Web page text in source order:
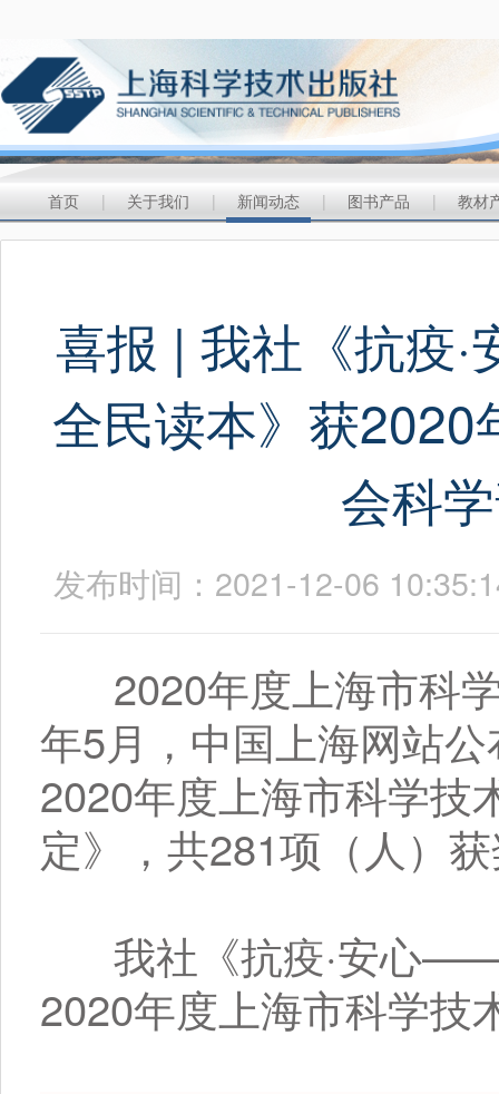
首页 | 关于我们 | 新闻动态 | 图书产品 | 教材
喜报 | 我社《抗疫
全民读本》获
会科
发布时间：2021-12-06
2020年度上海市科
年5月，中国上海网站
2020年度上海市科学技
定》，共281项（人）
我社《抗疫·安心——
2020年度上海市科学技